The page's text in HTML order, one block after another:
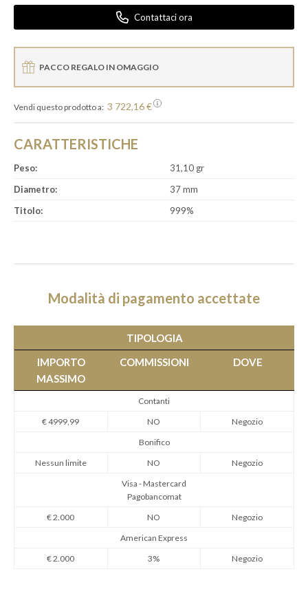
Contattaci ora
PACCO REGALO IN OMAGGIO
Vendi questo prodotto a: 3 722,16 €
CARATTERISTICHE
Peso:
31,10 gr
Diametro:
37 mm
Titolo:
999%
Modalità di pagamento accettate
TIPOLOGIA
IMPORTO
MASSIMO
COMMISSIONI DOVE
Contanti
€ 4999,99
NO
Negozio
Bonifico
Nessun limite
NO
Negozio
Visa - Mastercard
Pagobancomat
€ 2.000
NO
Negozio
American Express
€ 2.000
3% Negozio